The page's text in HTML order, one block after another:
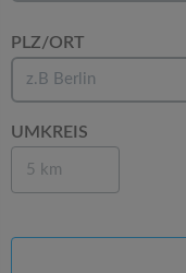
PLZ/ORT
UMKREIS
5 km
l
e